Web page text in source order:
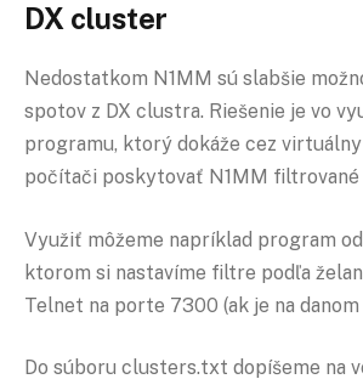
DX cluster
Nedostatkom N1MM sú slabšie
spotov z DX clustra. Riešenie je vo
programu, ktorý dokáže cez
počítači poskytovať N1MM filtrované
Využiť môžeme napríklad program od
ktorom si nastavíme filtre podľa
Telnet na porte 7300 (ak je na
Do súboru clusters.txt dopíšeme na